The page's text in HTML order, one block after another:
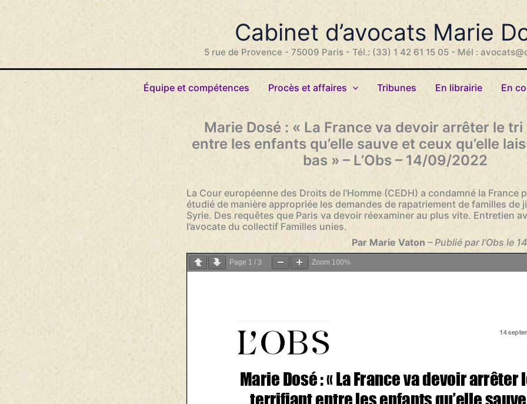
Aller
Cabinet d’avocats Marie
5 rue de Provence - 75009 Paris - Tél.: (33) 1 42 61 15 05 - Mél :
Équipe et compétences Procès et affaires Tribunes En librairie En
Marie Dosé : « La France va devoir arrêter le
entre les enfants qu’elle sauve et ceux qu’elle
bas » – L’Obs – 14/09/2022
La Cour européenne des Droits de l’Homme (CEDH) a condamné la France
étudié de manière appropriée les demandes de rapatriement de familles de
Syrie. Des requêtes que Paris va devoir réexaminer au plus vite. Entretien
l’avocate du collectif Familles unies.
Par Marie Vaton – Publié par l’Obs le
Page 1 / 3 Zoom 100%